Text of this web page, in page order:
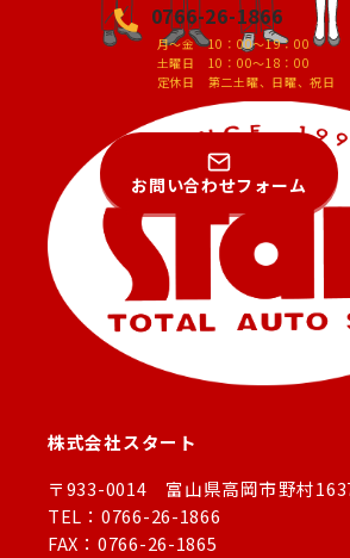
0766-26-1866
月～金 10：00～19：00
土曜日 10：00～18：00
定休日 第二土曜、日曜、祝日
お問い合わせフォーム
株式会社スタート
〒933-0014 富山県高岡市野村
TEL：0766-26-1866
FAX：0766-26-1865